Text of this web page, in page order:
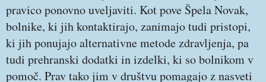
pravico ponovno uveljaviti. Kot pove Špela Novak,
bolnike, ki jih kontaktirajo, zanimajo tudi pristopi,
ki jih ponujajo alternativne metode zdravljenja, pa
tudi prehranski dodatki in izdelki, ki so bolnikom v
pomoč. Prav tako jim v društvu pomagajo z nasveti